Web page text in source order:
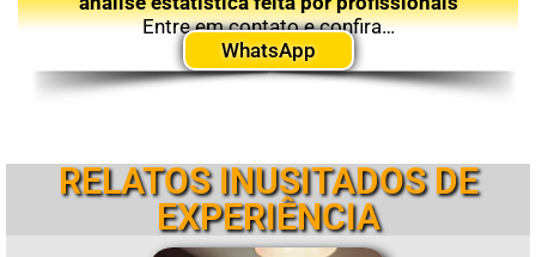
Entre em contato e confira…
WhatsApp
RELATOS INUSITADOS DE
EXPERIÊNCIA